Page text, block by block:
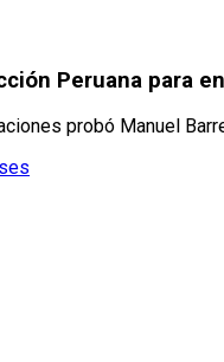
Peruana para
probó Manuel